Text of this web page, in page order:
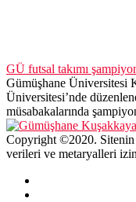
GÜ futsal takımı
Gümüşhane Üniversitesi
Üniversitesi’nde
müsabakalarında
Copyright ©2020. Sitenin
verileri ve metaryalleri